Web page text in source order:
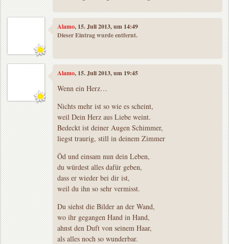
Alamo, 15. Juli 2013, um 14:49
Dieser Eintrag wurde entfernt.
Alamo, 15. Juli 2013, um 19:45
Wenn ein Herz…
Nichts mehr ist so wie es scheint,
weil Dein Herz aus Liebe weint.
Bedeckt ist deiner Augen Schimmer,
liegst traurig, still in deinem Zimmer
Öd und einsam nun dein Leben,
du würdest alles dafür geben,
dass er wieder bei dir ist,
weil du ihn so sehr vermisst.
Du siehst die Bilder an der Wand,
wo ihr gegangen Hand in Hand,
ahnst den Duft von seinem Haar,
als alles noch so wunderbar.